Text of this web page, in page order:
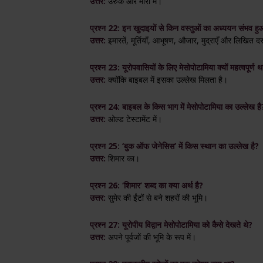
प्रश्न 22: इन खुदाइयों से किन वस्तुओं का अध्ययन संभव
उत्तर: इमारतें, मूर्तियाँ, आभूषण, औजार, मुद्राएँ और लिखित
प्रश्न 23: यूरोपवासियों के लिए मेसोपोटामिया क्यों महत्वपूर्ण
उत्तर: क्योंकि बाइबल में इसका उल्लेख मिलता है।
प्रश्न 24: बाइबल के किस भाग में मेसोपोटामिया का उल्लेख
उत्तर: ओल्ड टेस्टामेंट में।
प्रश्न 25: ‘बुक ऑफ जेनेसिस’ में किस स्थान का उल्लेख है?
उत्तर: शिमार का।
प्रश्न 26: ‘शिमार’ शब्द का क्या अर्थ है?
उत्तर: सुमेर की ईंटों से बने शहरों की भूमि।
प्रश्न 27: यूरोपीय विद्वान मेसोपोटामिया को कैसे देखते थे?
उत्तर: अपने पूर्वजों की भूमि के रूप में।